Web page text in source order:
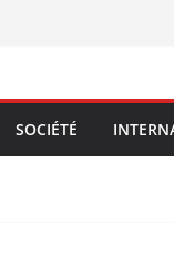
SOCIÉTÉ